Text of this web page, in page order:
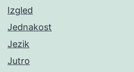
Izgled
Jednakost
Jezik
Jutro